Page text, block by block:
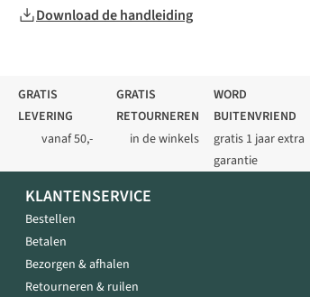
Download de handleiding
GRATIS
LEVERING
vanaf 50,-
GRATIS
RETOURNEREN
in de winkels
WORD
BUITENVRIEND
gratis 1 jaar extra
garantie
KLANTENSERVICE
Bestellen
Betalen
Bezorgen & afhalen
Retourneren & ruilen